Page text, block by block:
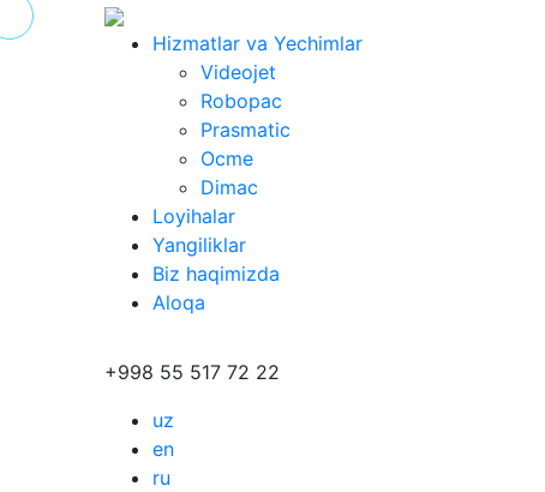
Hizmatlar va Yechimlar
Videojet
Robopac
Prasmatic
Ocme
Dimac
Loyihalar
Yangiliklar
Biz haqimizda
Aloqa
+998 55 517 72 22
uz
en
ru